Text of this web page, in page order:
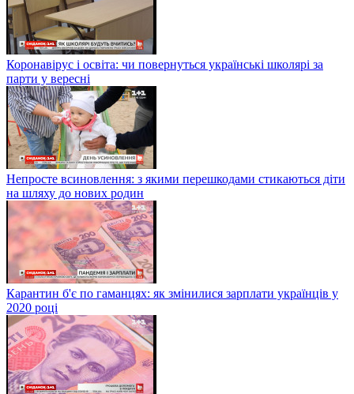
Коронавірус і освіта: чи повернуться українські школярі за
парти у вересні
Непросте всиновлення: з якими перешкодами стикаються діти
на шляху до нових родин
Карантин б'є по гаманцях: як змінилися зарплати українців у
2020 році